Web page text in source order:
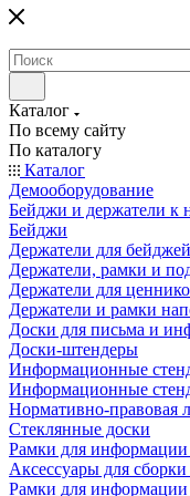
Каталог
По всему сайту
По каталогу
Каталог
Демооборудование
Бейджи и держатели к
Бейджи
Держатели для бейджей
Держатели, рамки и
Держатели для
Держатели и рамки
Доски для письма и
Доски-штендеры
Информационные
Информационные
Нормативно-правовая
Стеклянные доски
Рамки для
Аксессуары для
Рамки для